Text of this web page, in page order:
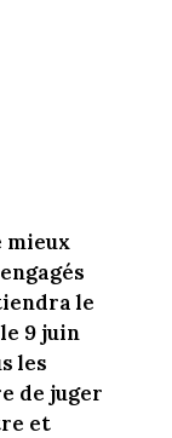
mieux
le
9 juin
les
de juger
et